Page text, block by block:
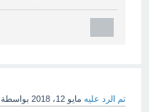
تم الرد عليه مايو 12، 2018 بواسطة